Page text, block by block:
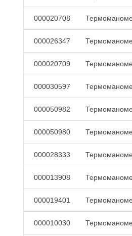
000020708
000026347
000020709
000030597
000050982
000050980
000028333
000013908
000019401
000010030